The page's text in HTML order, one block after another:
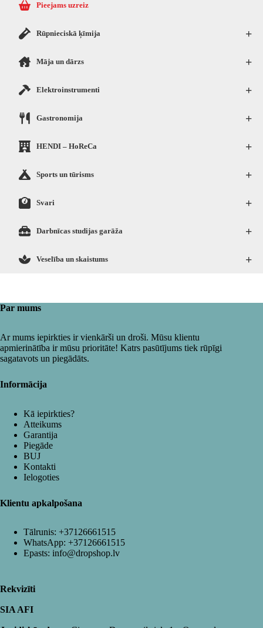
Pieejams uzreiz
+
Rūpnieciskā ķīmija
+
Māja un dārzs
+
Elektroinstrumenti
+
Gastronomija
+
HENDI – HoReCa
+
Sports un tūrisms
+
Svari
+
Darbnīcas studijas garāža
+
Veselība un skaistums
Par mums
Ar mums iepirkties ir vienkārši un droši. Mūsu klientu
apmierinātība ir mūsu prioritāte! Katrs pasūtījums tiek rūpīgi
sagatavots un piegādāts.
Informācija
Kā iepirkties?
Atteikums
Garantija
Piegāde
BUJ
Kontakti
Ielogoties
Klientu apkalpošana
Tālrunis: +37126661515
WhatsApp: +37126661515
Epasts: info@dropshop.lv
Rekvizīti
SIA AFI